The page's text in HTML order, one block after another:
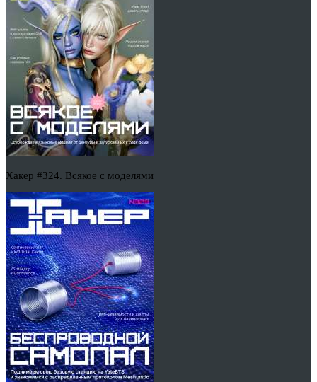
Хакер #324. Всякое с моделями